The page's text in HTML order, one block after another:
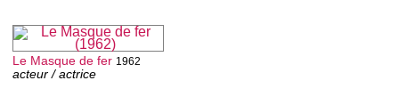
Le Masque de fer 1962
acteur / actrice